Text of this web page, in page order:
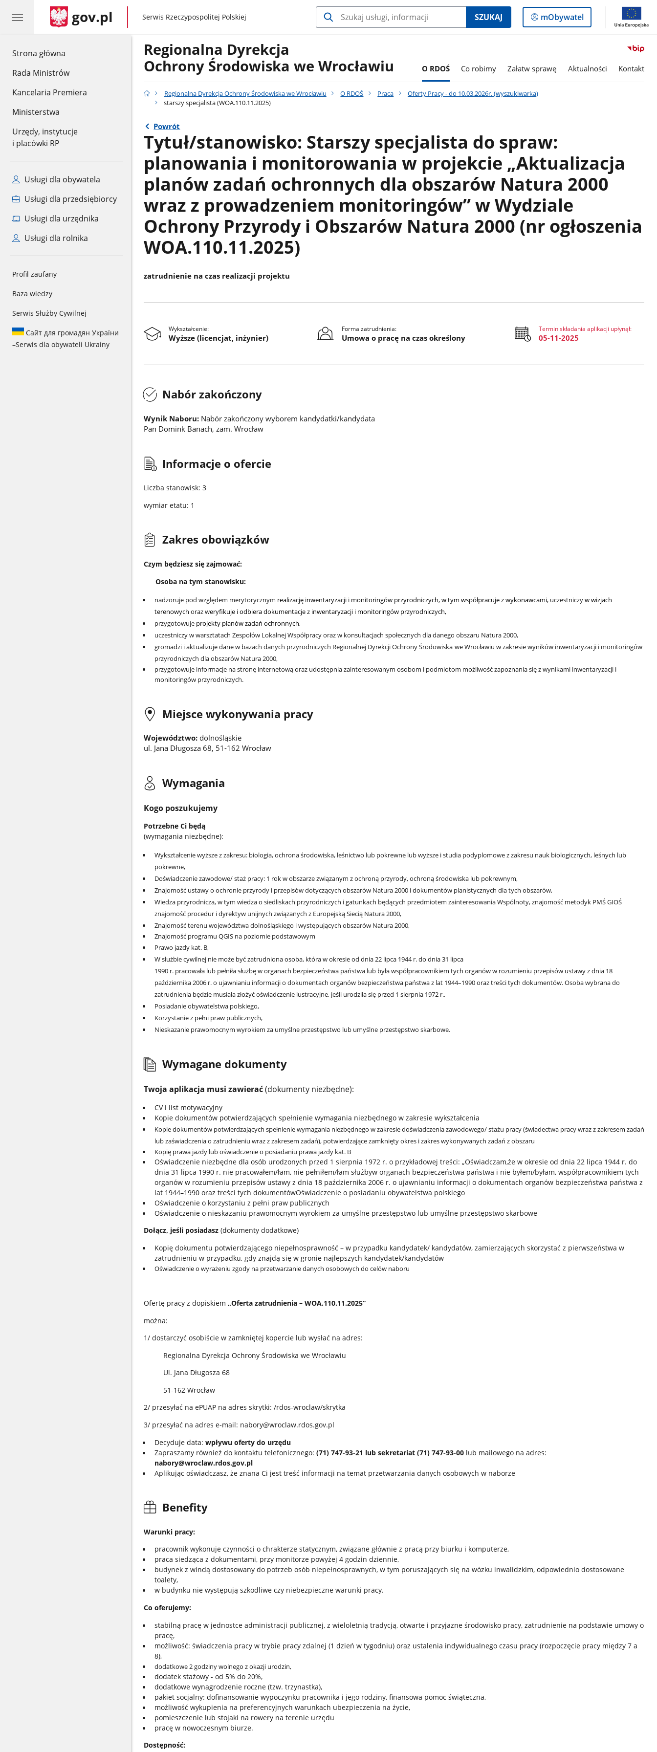
Strona główna
Rada Ministrów
Kancelaria Premiera
Ministerstwa
Urzędy, instytucje
i placówki RP
Usługi dla obywatela
Usługi dla przedsiębiorcy
Usługi dla urzędnika
Usługi dla rolnika
Profil zaufany
Baza wiedzy
Serwis Służby Cywilnej
Сайт для громадян України
–Serwis dla obywateli Ukrainy
gov.pl gov.pl
Serwis Rzeczypospolitej Polskiej SZUKAJ
Logowanie
do
mObywatel
Regionalna Dyrekcja
Ochrony Środowiska we Wrocławiu
O RDOŚ Co robimy Załatw sprawę Aktualności Kontakt
Regionalna Dyrekcja Ochrony Środowiska we Wrocławiu O RDOŚ Praca
Oferty Pracy - do 10.03.2026r. (wyszukiwarka)
starszy specjalista (WOA.110.11.2025)
Powrót
Tytuł/stanowisko: Starszy specjalista do spraw:
planowania i monitorowania w projekcie „Aktualizacja
planów zadań ochronnych dla obszarów Natura 2000
wraz z prowadzeniem monitoringów” w Wydziale
Ochrony Przyrody i Obszarów Natura 2000 (nr ogłoszenia
WOA.110.11.2025)
zatrudnienie na czas realizacji projektu
Wykształcenie:
Wyższe (licencjat, inżynier)
Forma zatrudnienia:
Umowa o pracę na czas określony
Termin składania aplikacji upłynął:
05-11-2025
Nabór zakończony
Wynik Naboru:Nabór zakończony wyborem kandydatki/kandydata
Pan Domink Banach, zam. Wrocław
Informacje o ofercie
Liczba stanowisk: 3
wymiar etatu: 1
Zakres obowiązków
Czym będziesz się zajmować:
Osoba na tym stanowisku:
nadzoruje pod względem merytorycznym realizację inwentaryzacji i monitoringów przyrodniczych, w tym współpracuje z wykonawcami, uczestniczyw wizjach
terenowych oraz weryfikuje i odbiera dokumentacje z inwentaryzacji i monitoringów przyrodniczych,
przygotowujeprojekty planów zadań ochronnych,
uczestniczy w warsztatach Zespołów Lokalnej Współpracy oraz w konsultacjach społecznych dla danego obszaru Natura 2000,
gromadzi i aktualizuje dane w bazach danych przyrodniczych Regionalnej Dyrekcji Ochrony Środowiska we Wrocławiu w zakresie wyników inwentaryzacji i monitoringów
przyrodniczych dla obszarów Natura 2000,
przygotowuje informacje na stronę internetową oraz udostępnia zainteresowanym osobom i podmiotom możliwość zapoznania się z wynikami inwentaryzacji i
monitoringów przyrodniczych.
Miejsce wykonywania pracy
Województwo:dolnośląskie
ul. Jana Długosza 68, 51-162 Wrocław
Wymagania
Kogo poszukujemy
Potrzebne Ci będą
(wymagania niezbędne):
Wykształcenie wyższe z zakresu: biologia, ochrona środowiska, leśnictwo lub pokrewne lub wyższe i studia podyplomowe z zakresu nauk biologicznych, leśnych lub
pokrewne,
Doświadczenie zawodowe/ staż pracy: 1 rok w obszarze związanym z ochroną przyrody, ochroną środowiska lub pokrewnym,
Znajomość ustawy o ochronie przyrody i przepisów dotyczących obszarów Natura 2000 i dokumentów planistycznych dla tych obszarów,
Wiedza przyrodnicza, w tym wiedza o siedliskach przyrodniczych i gatunkach będących przedmiotem zainteresowania Wspólnoty, znajomość metodyk PMŚ GIOŚ
znajomość procedur i dyrektyw unijnych związanych z Europejską Siecią Natura 2000,
Znajomość terenu województwa dolnośląskiego i występujących obszarów Natura 2000,
Znajomość programu QGIS na poziomie podstawowym
Prawo jazdy kat. B,
W służbie cywilnej nie może być zatrudniona osoba, która w okresie od dnia 22 lipca 1944 r. do dnia 31 lipca
1990 r. pracowała lub pełniła służbę w organach bezpieczeństwa państwa lub była współpracownikiem tych organów w rozumieniu przepisów ustawy z dnia 18
października 2006 r. o ujawnianiu informacji o dokumentach organów bezpieczeństwa państwa z lat 1944–1990 oraz treści tych dokumentów. Osoba wybrana do
zatrudnienia będzie musiała złożyć oświadczenie lustracyjne, jeśli urodziła się przed 1 sierpnia 1972 r.,
Posiadanie obywatelstwa polskiego,
Korzystanie z pełni praw publicznych,
Nieskazanie prawomocnym wyrokiem za umyślne przestępstwo lub umyślne przestępstwo skarbowe.
Wymagane dokumenty
Twoja aplikacja musi zawierać(dokumenty niezbędne):
CV i list motywacyjny
Kopie dokumentów potwierdzających spełnienie wymagania niezbędnego w zakresie wykształcenia
Kopie dokumentów potwierdzających spełnienie wymagania niezbędnego w zakresie doświadczenia zawodowego/ stażu pracy (świadectwa pracy wraz z zakresem zadań
lub zaświadczenia o zatrudnieniu wraz z zakresem zadań), potwierdzające zamknięty okres i zakres wykonywanych zadań z obszaru
Kopię prawa jazdy lub oświadczenie o posiadaniu prawa jazdy kat. B
Oświadczenie niezbędne dla osób urodzonych przed 1 sierpnia 1972 r. o przykładowej treści: „Oświadczam,że w okresie od dnia 22 lipca 1944 r. do
dnia 31 lipca 1990 r. nie pracowałem/łam, nie pełniłem/łam służbyw organach bezpieczeństwa państwa i nie byłem/byłam, współpracownikiem tych
organów w rozumieniu przepisów ustawy z dnia 18 października 2006 r. o ujawnianiu informacji o dokumentach organów bezpieczeństwa państwa z
lat 1944–1990 oraz treści tych dokumentówOświadczenie o posiadaniu obywatelstwa polskiego
Oświadczenie o korzystaniu z pełni praw publicznych
Oświadczenie o nieskazaniu prawomocnym wyrokiem za umyślne przestępstwo lub umyślne przestępstwo skarbowe
Dołącz, jeśli posiadasz (dokumenty dodatkowe)
Kopię dokumentu potwierdzającego niepełnosprawność – w przypadku kandydatek/ kandydatów, zamierzających skorzystać z pierwszeństwa w
zatrudnieniu w przypadku, gdy znajdą się w gronie najlepszych kandydatek/kandydatów
Oświadczenie o wyrażeniu zgody na przetwarzanie danych osobowych do celów naboru
Ofertę pracy z dopiskiem „Oferta zatrudnienia – WOA.110.11.2025”
można:
1/ dostarczyć osobiście w zamkniętej kopercie lub wysłać na adres:
Regionalna Dyrekcja Ochrony Środowiska we Wrocławiu
Ul. Jana Długosza 68
51-162 Wrocław
2/ przesyłać na ePUAP na adres skrytki: /rdos-wroclaw/skrytka
3/ przesyłać na adres e-mail: nabory@wroclaw.rdos.gov.pl
Decyduje data: wpływu oferty do urzędu
Zapraszamy również do kontaktu telefonicznego: (71) 747-93-21 lub sekretariat (71) 747-93-00 lub mailowego na adres:
nabory@wroclaw.rdos.gov.pl
Aplikując oświadczasz, że znana Ci jest treść informacji na temat przetwarzania danych osobowych w naborze
Benefity
Warunki pracy:
pracownik wykonuje czynności o chrakterze statycznym, związane głównie z pracą przy biurku i komputerze,
praca siedząca z dokumentami, przy monitorze powyżej 4 godzin dziennie,
budynek z windą dostosowany do potrzeb osób niepełnosprawnych, w tym poruszających się na wózku inwalidzkim, odpowiednio dostosowane
toalety,
w budynku nie występują szkodliwe czy niebezpieczne warunki pracy.
Co oferujemy:
stabilną pracę w jednostce administracji publicznej, z wieloletnią tradycją, otwarte i przyjazne środowisko pracy, zatrudnienie na podstawie umowy o
pracę,
możliwość: świadczenia pracy w trybie pracy zdalnej (1 dzień w tygodniu) oraz ustalenia indywidualnego czasu pracy (rozpoczęcie pracy między 7 a
8),
dodatkowe 2 godziny wolnego z okazji urodzin,
dodatek stażowy - od 5% do 20%,
dodatkowe wynagrodzenie roczne (tzw. trzynastka),
pakiet socjalny: dofinansowanie wypoczynku pracownika i jego rodziny, finansowa pomoc świąteczna,
możliwość wykupienia na preferencyjnych warunkach ubezpieczenia na życie,
pomieszczenie lub stojaki na rowery na terenie urzędu
pracę w nowoczesnym biurze.
Dostępność: